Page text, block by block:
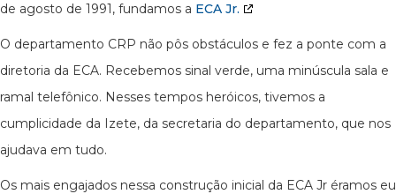
de agosto de 1991, fundamos a ECA Jr.
O departamento CRP não pôs obstáculos e fez a ponte com a
diretoria da ECA. Recebemos sinal verde, uma minúscula sala e
ramal telefônico. Nesses tempos heróicos, tivemos a
cumplicidade da Izete, da secretaria do departamento, que nos
ajudava em tudo.
Os mais engajados nessa construção inicial da ECA Jr éramos eu